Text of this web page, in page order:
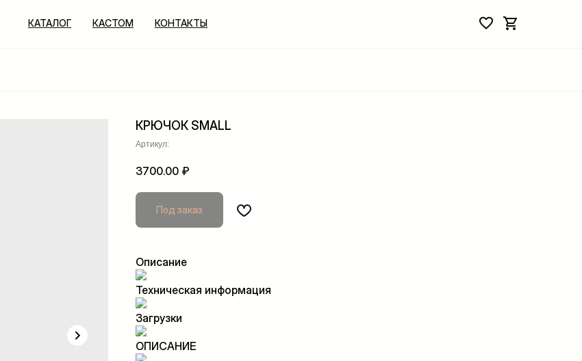
КАТАЛОГ КАСТОМ КОНТАКТЫ
КРЮЧОК SMALL
Артикул:
3700.00 ₽
Описание
Техническая информация
Загрузки
ОПИСАНИЕ